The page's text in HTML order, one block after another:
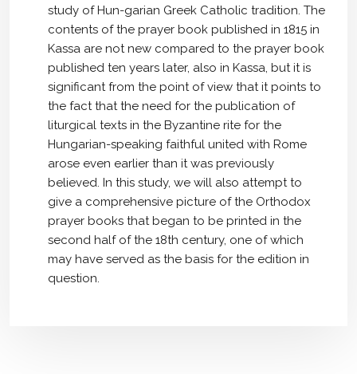
study of Hun-garian Greek Catholic tradition. The
contents of the prayer book published in 1815 in
Kassa are not new compared to the prayer book
published ten years later, also in Kassa, but it is
significant from the point of view that it points to
the fact that the need for the publication of
liturgical texts in the Byzantine rite for the
Hungarian-speaking faithful united with Rome
arose even earlier than it was previously
believed. In this study, we will also attempt to
give a comprehensive picture of the Orthodox
prayer books that began to be printed in the
second half of the 18th century, one of which
may have served as the basis for the edition in
question.